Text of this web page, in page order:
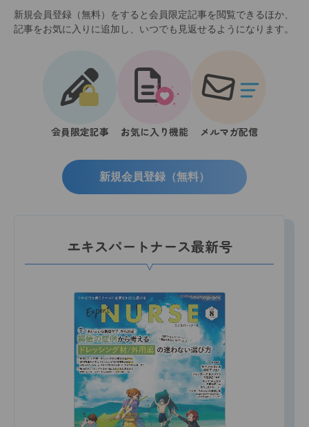
新規会員登録（無料）をすると会員限定記事を閲覧できるほか、
記事をお気に入りに追加し、いつでも見返せるようになります。
会員限定記事 お気に入り機能 メルマガ配信
新規会員登録（無料）
エキスパートナース最新号